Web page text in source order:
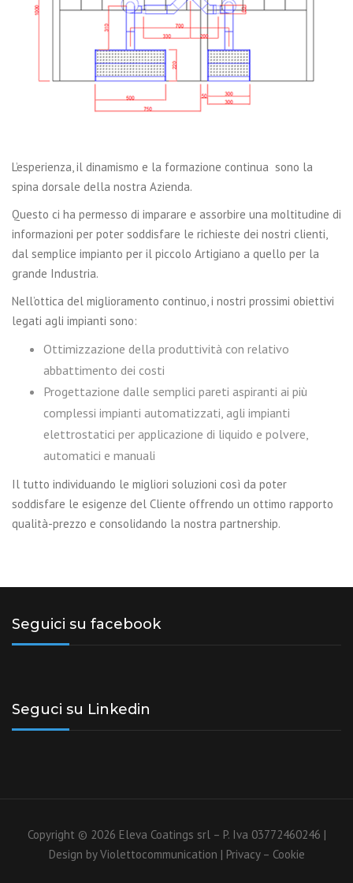
L’esperienza, il dinamismo e la formazione continua sono la
spina dorsale della nostra Azienda.
Questo ci ha permesso di imparare e assorbire una moltitudine di
informazioni per poter soddisfare le richieste dei nostri clienti,
dal semplice impianto per il piccolo Artigiano a quello per la
grande Industria.
Nell’ottica del miglioramento continuo, i nostri prossimi obiettivi
legati agli impianti sono:
Ottimizzazione della produttività con relativo
abbattimento dei costi
Progettazione dalle semplici pareti aspiranti ai più
complessi impianti automatizzati, agli impianti
elettrostatici per applicazione di liquido e polvere,
automatici e manuali
Il tutto individuando le migliori soluzioni così da poter
soddisfare le esigenze del Cliente offrendo un ottimo rapporto
qualità-prezzo e consolidando la nostra partnership.
Seguici su facebook
Seguci su Linkedin
Copyright © 2026 Eleva Coatings srl – P. Iva 03772460246 |
Design byViolettocommunication | Privacy– Cookie